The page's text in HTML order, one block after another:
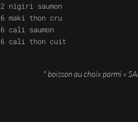
2 nigiri saumon
6 maki thon cru
6 cali saumon
6 cali thon cuit
* boisson au choix parmi «